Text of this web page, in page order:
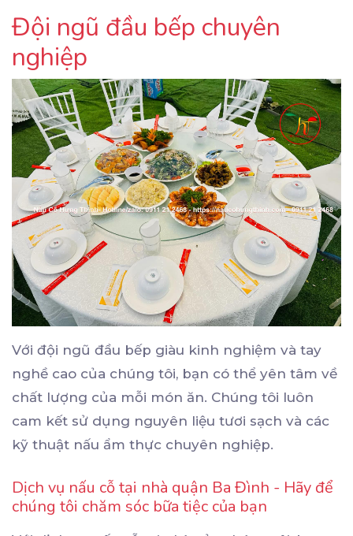
Đội ngũ đầu bếp chuyên
nghiệp
Với đội ngũ đầu bếp giàu kinh nghiệm và tay
nghề cao của chúng tôi, bạn có thể yên tâm về
chất lượng của mỗi món ăn. Chúng tôi luôn
cam kết sử dụng nguyên liệu tươi sạch và các
kỹ thuật nấu ẩm thực chuyên nghiệp.
Dịch vụ nấu cỗ tại nhà quận Ba Đình - Hãy để
chúng tôi chăm sóc bữa tiệc của bạn